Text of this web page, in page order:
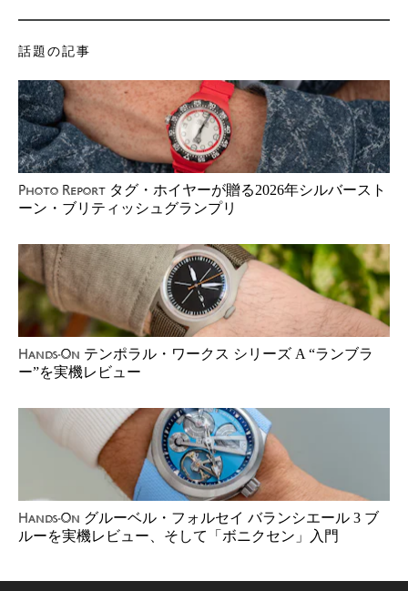
話題の記事
Photo Report タグ・ホイヤーが贈る2026年シルバースト
ーン・ブリティッシュグランプリ
Hands-On テンポラル・ワークス シリーズ A “ランブラ
ー”を実機レビュー
Hands-On グルーベル・フォルセイ バランシエール 3 ブ
ルーを実機レビュー、そして「ボニクセン」入門